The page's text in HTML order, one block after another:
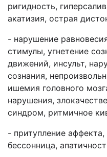
ригидность,
акатизия, острая
- нарушение
стимулы, угнетение
движений, инсульт,
сознания,
ишемия головного
нарушения,
синдром, ритмичное
- притупление аффекта,
бессонница,